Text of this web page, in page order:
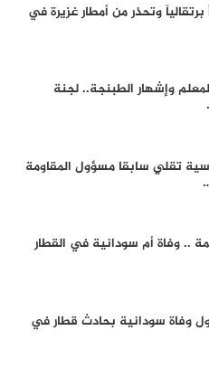
برتقالياً وتحذر من أمطار غزيرة في
وإشهار الطبنجة.. لجنة
تقلي سابقا مسؤول المقاومة
.. وفاة أم سودانية في القطار
وفاة سودانية بحادث قطار في